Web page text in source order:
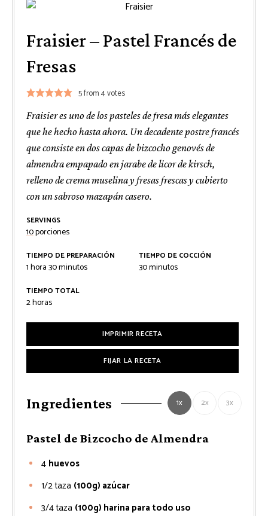
Fraisier – Pastel Francés de
Fresas
5from4votes
Fraisier es uno de los pasteles de fresa más elegantes
que he hecho hasta ahora. Un decadente postre francés
que consiste en dos capas de bizcocho genovés de
almendra empapado en jarabe de licor de kirsch,
relleno de crema muselina y fresas frescas y cubierto
con un sabroso mazapán casero.
SERVINGS
10porciones
TIEMPO DE PREPARACIÓN
1hora
hora30minutos
minutos
TIEMPO DE COCCIÓN
30minutos
minutos
TIEMPO TOTAL
2horas
horas
IMPRIMIR RECETA
FIJAR LA RECETA
Ingredientes 1x 2x 3x
Pastel de Bizcocho de Almendra
4 huevos
1/2taza (100g) azúcar
3/4taza (100g) harina para todo uso